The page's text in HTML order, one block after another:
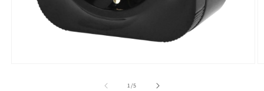
1/von
5